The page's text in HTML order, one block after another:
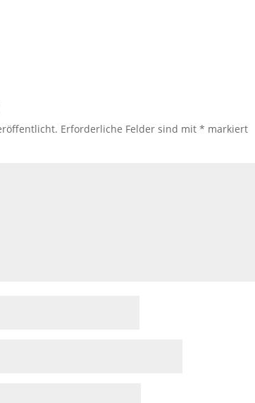
Erforderliche Felder sind mit* markiert